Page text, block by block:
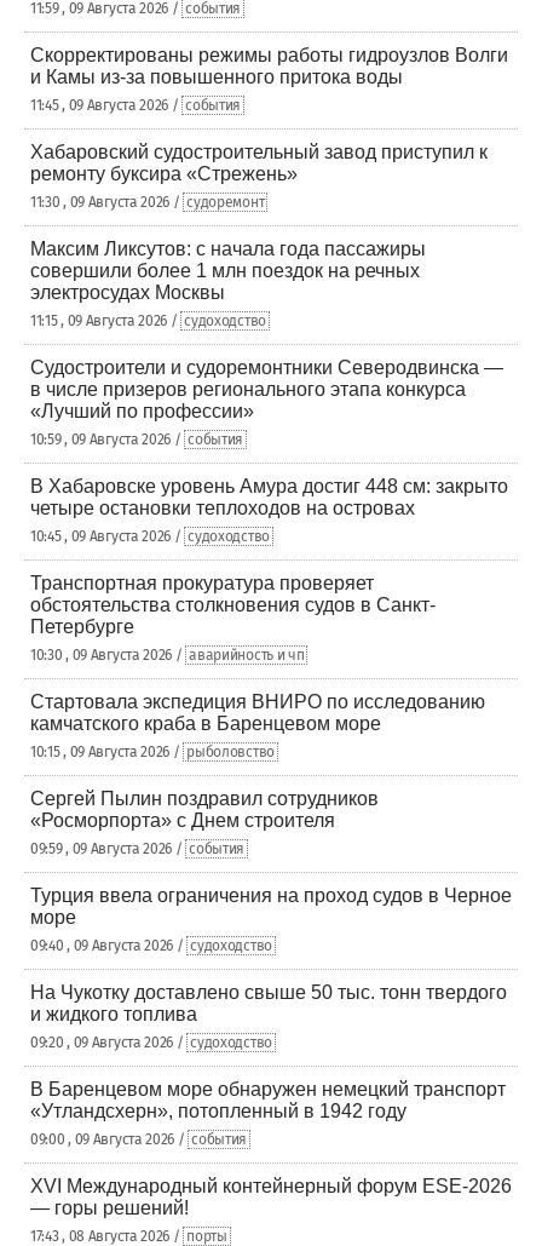
11:59 , 09 Августа 2026 / события
Скорректированы режимы работы гидроузлов Волги
и Камы из-за повышенного притока воды
11:45 , 09 Августа 2026 / события
Хабаровский судостроительный завод приступил к
ремонту буксира «Стрежень»
11:30 , 09 Августа 2026 / судоремонт
Максим Ликсутов: с начала года пассажиры
совершили более 1 млн поездок на речных
электросудах Москвы
11:15 , 09 Августа 2026 / судоходство
Судостроители и судоремонтники Северодвинска —
в числе призеров регионального этапа конкурса
«Лучший по профессии»
10:59 , 09 Августа 2026 / события
В Хабаровске уровень Амура достиг 448 см: закрыто
четыре остановки теплоходов на островах
10:45 , 09 Августа 2026 / судоходство
Транспортная прокуратура проверяет
обстоятельства столкновения судов в Санкт-
Петербурге
10:30 , 09 Августа 2026 / аварийность и чп
Стартовала экспедиция ВНИРО по исследованию
камчатского краба в Баренцевом море
10:15 , 09 Августа 2026 / рыболовство
Сергей Пылин поздравил сотрудников
«Росморпорта» с Днем строителя
09:59 , 09 Августа 2026 / события
Турция ввела ограничения на проход судов в Черное
море
09:40 , 09 Августа 2026 / судоходство
На Чукотку доставлено свыше 50 тыс. тонн твердого
и жидкого топлива
09:20 , 09 Августа 2026 / судоходство
В Баренцевом море обнаружен немецкий транспорт
«Утландсхерн», потопленный в 1942 году
09:00 , 09 Августа 2026 / события
XVI Международный контейнерный форум ESE-2026
— горы решений!
17:43 , 08 Августа 2026 / порты